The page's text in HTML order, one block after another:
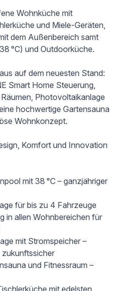
Wohnküche mit
und Miele-Geräten,
dem Außenbereich samt
°C) und Outdoorküche.
auf dem neuesten Stand:
Smart Home Steuerung,
Photovoltaikanlage
hochwertige Gartensauna
Wohnkonzept.
Komfort und Innovation